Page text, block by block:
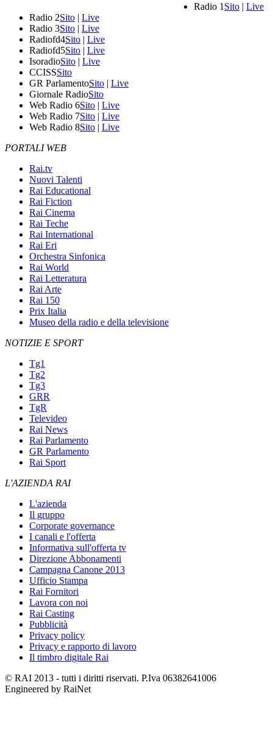
Radio 1 Sito | Live
Radio 2Sito | Live
Radio 3Sito | Live
Radiofd4Sito | Live
Radiofd5Sito | Live
IsoradioSito | Live
CCISSSito
GR ParlamentoSito | Live
Giornale RadioSito
Web Radio 6Sito | Live
Web Radio 7Sito | Live
Web Radio 8Sito | Live
PORTALI WEB
Rai.tv
Nuovi Talenti
Rai Educational
Rai Fiction
Rai Cinema
Rai Teche
Rai International
Rai Eri
Orchestra Sinfonica
Rai World
Rai Letteratura
Rai Arte
Rai 150
Prix Italia
Museo della radio e della televisione
NOTIZIE E SPORT
Tg1
Tg2
Tg3
GRR
TgR
Televideo
Rai News
Rai Parlamento
GR Parlamento
Rai Sport
L'AZIENDA RAI
L'azienda
Il gruppo
Corporate governance
I canali e l'offerta
Informativa sull'offerta tv
Direzione Abbonamenti
Campagna Canone 2013
Ufficio Stampa
Rai Fornitori
Lavora con noi
Rai Casting
Pubblicità
Privacy policy
Privacy e rapporto di lavoro
Il timbro digitale Rai
© RAI 2013 - tutti i diritti riservati. P.Iva 06382641006
Engineered by RaiNet